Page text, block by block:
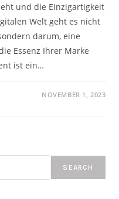
und die Einzigartigkeit
Welt geht es nicht
darum, eine
Essenz Ihrer Marke
ist ein…
NOVEMBER 1, 2023
SEARCH